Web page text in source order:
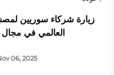
زيارة شركاء سوريين
العالمي في مجال
06, 2025